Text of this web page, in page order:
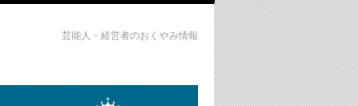
芸能人・経営者のおくやみ情報